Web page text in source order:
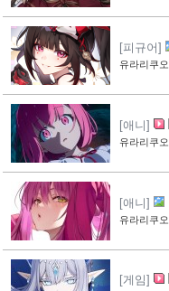
[피규어]
어 공개
유라리쿠오
[애니]
영상 공
유라리쿠오
[애니]
루레이
유라리쿠오
[게임]